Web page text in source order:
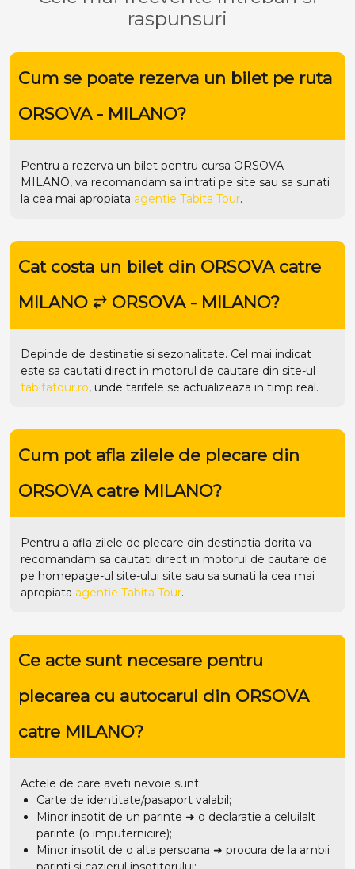
raspunsuri
Cum se poate rezerva un bilet pe ruta
ORSOVA - MILANO?
Pentru a rezerva un bilet pentru cursa ORSOVA -
MILANO, va recomandam sa intrati pe site sau sa sunati
la cea mai apropiata agentie Tabita Tour.
Cat costa un bilet din ORSOVA catre
MILANO ⥂ ORSOVA - MILANO?
Depinde de destinatie si sezonalitate. Cel mai indicat
este sa cautati direct in motorul de cautare din site-ul
tabitatour.ro, unde tarifele se actualizeaza in timp real.
Cum pot afla zilele de plecare din
ORSOVA catre MILANO?
Pentru a afla zilele de plecare din destinatia dorita va
recomandam sa cautati direct in motorul de cautare de
pe homepage-ul site-ului site sau sa sunati la cea mai
apropiata agentie Tabita Tour.
Ce acte sunt necesare pentru
plecarea cu autocarul din ORSOVA
catre MILANO?
Actele de care aveti nevoie sunt:
Carte de identitate/pasaport valabil;
Minor insotit de un parinte ➜ o declaratie a celuilalt
parinte (o imputernicire);
Minor insotit de o alta persoana ➜ procura de la ambii